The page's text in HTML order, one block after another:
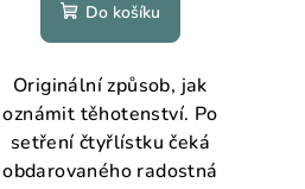
Do košíku
Originální způsob, jak
oznámit těhotenství. Po
setření čtyřlístku čeká
obdarovaného radostná